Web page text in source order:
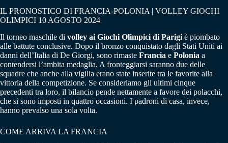
IL PRONOSTICO DI FRANCIA-POLONIA | VOLLEY GIOCHI
OLIMPICI 10 AGOSTO 2024
Il torneo maschile di volley ai Giochi Olimpici di Parigi è piombato
alle battute conclusive. Dopo il bronzo conquistato dagli Stati Uniti ai
danni dell’Italia di De Giorgi, sono rimaste Francia e Polonia a
contendersi l’ambita medaglia. A fronteggiarsi saranno due delle
squadre che anche alla vigilia erano state inserite tra le favorite alla
vittoria della competizione. Se consideriamo gli ultimi cinque
precedenti tra loro, il bilancio pende nettamente a favore dei polacchi,
che si sono imposti in quattro occasioni. I padroni di casa, invece,
hanno prevalso una sola volta.
COME ARRIVA LA FRANCIA